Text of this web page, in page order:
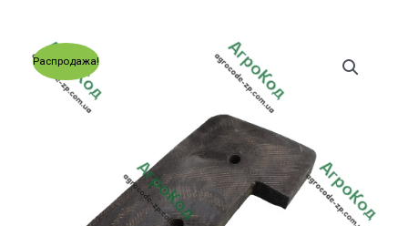
Распродажа!